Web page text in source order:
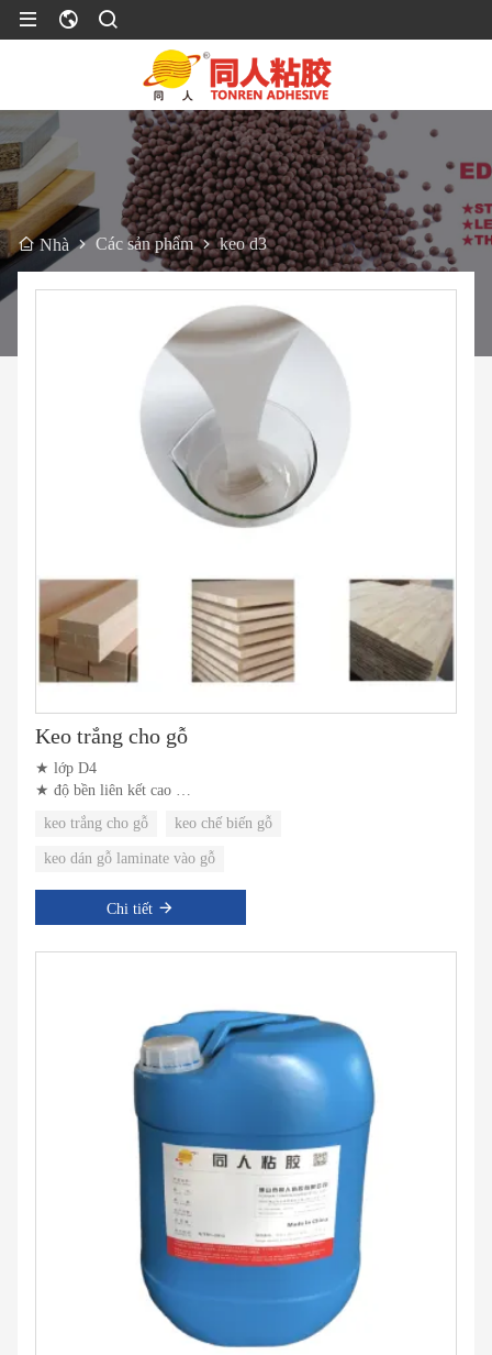
Nhà Các sản phẩm keo d3
Keo trắng cho gỗ
★ lớp D4
★ độ bền liên kết cao
★ Tốc độ làm khô nhanh
keo trắng cho gỗ keo chế biến gỗ
keo dán gỗ laminate vào gỗ
Chi tiết